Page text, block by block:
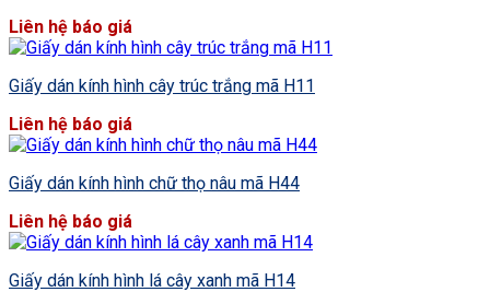
Liên hệ báo giá
Giấy dán kính hình cây trúc trắng mã H11
Liên hệ báo giá
Giấy dán kính hình chữ thọ nâu mã H44
Liên hệ báo giá
Giấy dán kính hình lá cây xanh mã H14